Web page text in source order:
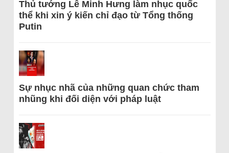
Thủ tướng Lê Minh Hưng làm nhục quốc
thể khi xin ý kiến chỉ đạo từ Tổng thống
Putin
Sự nhục nhã của những quan chức tham
nhũng khi đối diện với pháp luật